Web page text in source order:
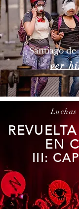
Santiago
ver
Luchas
EN
III: